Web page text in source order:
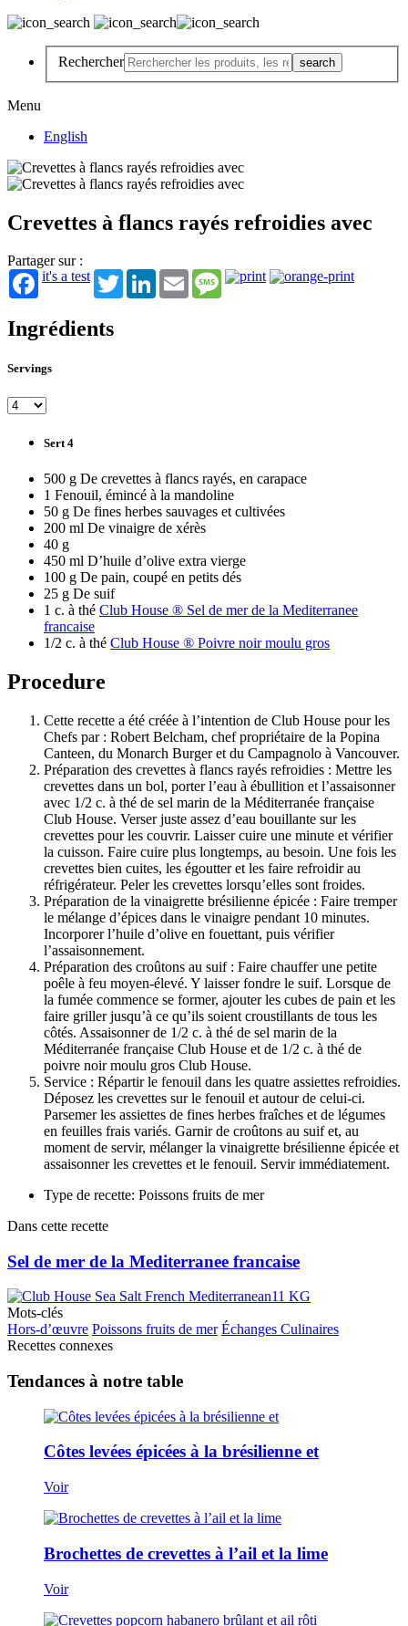
Rechercher
Menu
English
Crevettes à flancs rayés refroidies avec
Partager sur :
it's a test
TwitterLinkedInEmail Message
Ingrédients
Servings
Sert 4
500 g De crevettes à flancs rayés, en carapace
1 Fenouil, émincé à la mandoline
50 g De fines herbes sauvages et cultivées
200 ml De vinaigre de xérès
40 g
450 ml D’huile d’olive extra vierge
100 g De pain, coupé en petits dés
25 g De suif
1 c. à thé Club House ® Sel de mer de la Mediterranee
francaise
1/2 c. à thé Club House ® Poivre noir moulu gros
Procedure
Cette recette a été créée à l’intention de Club House pour les
Chefs par : Robert Belcham, chef propriétaire de la Popina
Canteen, du Monarch Burger et du Campagnolo à Vancouver.
Préparation des crevettes à flancs rayés refroidies : Mettre les
crevettes dans un bol, porter l’eau à ébullition et l’assaisonner
avec 1/2 c. à thé de sel marin de la Méditerranée française
Club House. Verser juste assez d’eau bouillante sur les
crevettes pour les couvrir. Laisser cuire une minute et vérifier
la cuisson. Faire cuire plus longtemps, au besoin. Une fois les
crevettes bien cuites, les égoutter et les faire refroidir au
réfrigérateur. Peler les crevettes lorsqu’elles sont froides.
Préparation de la vinaigrette brésilienne épicée : Faire tremper
le mélange d’épices dans le vinaigre pendant 10 minutes.
Incorporer l’huile d’olive en fouettant, puis vérifier
l’assaisonnement.
Préparation des croûtons au suif : Faire chauffer une petite
poêle à feu moyen-élevé. Y laisser fondre le suif. Lorsque de
la fumée commence se former, ajouter les cubes de pain et les
faire griller jusqu’à ce qu’ils soient croustillants de tous les
côtés. Assaisonner de 1/2 c. à thé de sel marin de la
Méditerranée française Club House et de 1/2 c. à thé de
poivre noir moulu gros Club House.
Service : Répartir le fenouil dans les quatre assiettes refroidies.
Déposez les crevettes sur le fenouil et autour de celui-ci.
Parsemer les assiettes de fines herbes fraîches et de légumes
en feuilles frais variés. Garnir de croûtons au suif et, au
moment de servir, mélanger la vinaigrette brésilienne épicée et
assaisonner les crevettes et le fenouil. Servir immédiatement.
Type de recette: Poissons fruits de mer
Dans cette recette
Sel de mer de la Mediterranee francaise
Mots-clés
Hors-d’œuvre Poissons fruits de mer Échanges Culinaires
Recettes connexes
Tendances à notre table
Côtes levées épicées à la brésilienne et
Voir
Brochettes de crevettes à l’ail et la lime
Voir